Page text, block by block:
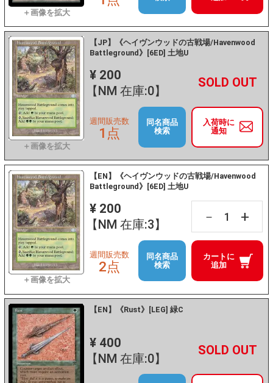
【JP】《ヘイヴンウッドの古戦場/Havenwood
Battleground》[6ED] 土地U
¥ 200
【NM 在庫:0】
－ +
入荷時に
通知
週間販売数
1点
同名商品
検索
【EN】《ヘイヴンウッドの古戦場/Havenwood
Battleground》[6ED] 土地U
¥ 200
【NM 在庫:3】
－ +
カートに
追加
週間販売数
2点
同名商品
検索
【EN】《Rust》[LEG] 緑C
¥ 400
【NM 在庫:0】
－ +